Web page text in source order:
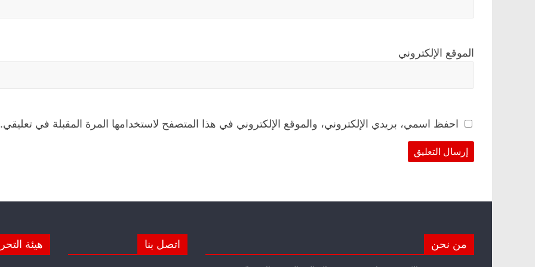
الموقع الإلكتروني
احفظ اسمي، بريدي الإلكتروني، والموقع الإلكتروني في هذا المتصفح لاستخدامها المرة المقبلة في تعليقي.
من نحن اتصل بنا هيئة